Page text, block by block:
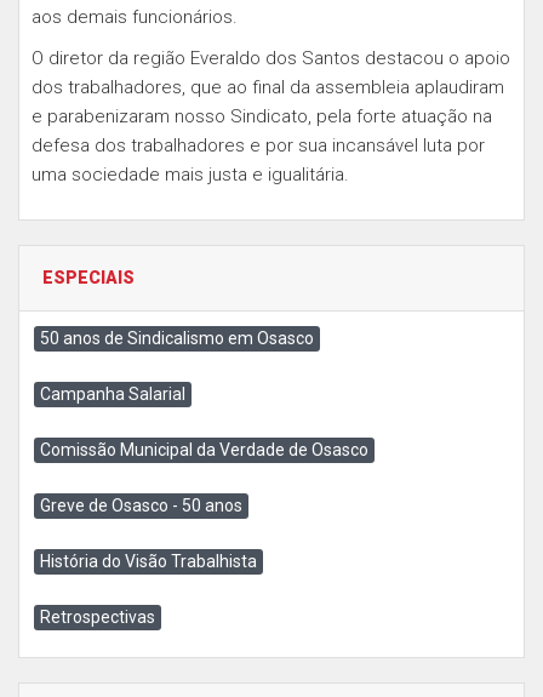
aos demais funcionários.
O diretor da região Everaldo dos Santos destacou o apoio
dos trabalhadores, que ao final da assembleia aplaudiram
e parabenizaram nosso Sindicato, pela forte atuação na
defesa dos trabalhadores e por sua incansável luta por
uma sociedade mais justa e igualitária.
ESPECIAIS
50 anos de Sindicalismo em Osasco
Campanha Salarial
Comissão Municipal da Verdade de Osasco
Greve de Osasco - 50 anos
História do Visão Trabalhista
Retrospectivas